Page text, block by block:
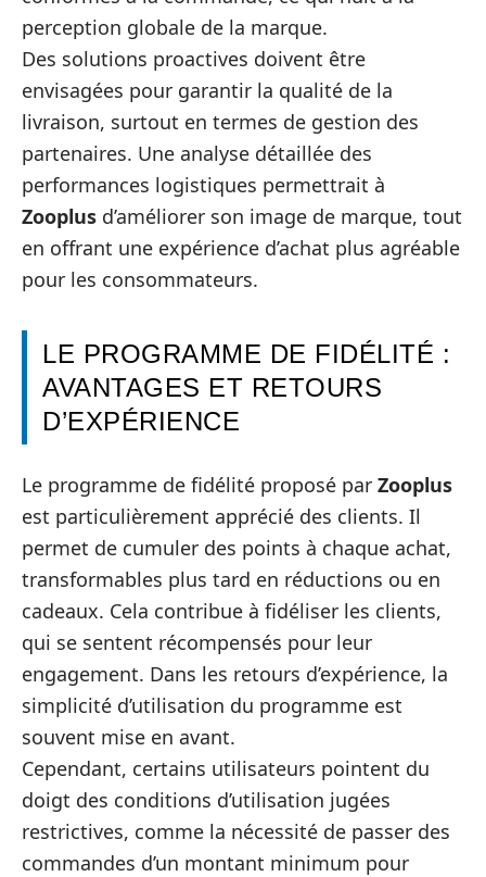
perception globale de la marque.
Des solutions proactives doivent être
envisagées pour garantir la qualité de la
livraison, surtout en termes de gestion des
partenaires. Une analyse détaillée des
performances logistiques permettrait à
Zooplus d’améliorer son image de marque, tout
en offrant une expérience d’achat plus agréable
pour les consommateurs.
LE PROGRAMME DE FIDÉLITÉ :
AVANTAGES ET RETOURS
D’EXPÉRIENCE
Le programme de fidélité proposé par Zooplus
est particulièrement apprécié des clients. Il
permet de cumuler des points à chaque achat,
transformables plus tard en réductions ou en
cadeaux. Cela contribue à fidéliser les clients,
qui se sentent récompensés pour leur
engagement. Dans les retours d’expérience, la
simplicité d’utilisation du programme est
souvent mise en avant.
Cependant, certains utilisateurs pointent du
doigt des conditions d’utilisation jugées
restrictives, comme la nécessité de passer des
commandes d’un montant minimum pour